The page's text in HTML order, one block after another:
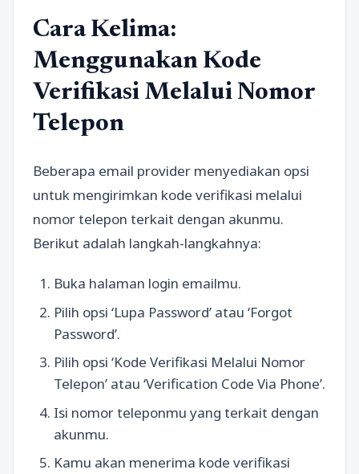
Cara Kelima:
Menggunakan Kode
Verifikasi Melalui Nomor
Telepon
Beberapa email provider menyediakan opsi
untuk mengirimkan kode verifikasi melalui
nomor telepon terkait dengan akunmu.
Berikut adalah langkah-langkahnya:
Buka halaman login emailmu.
Pilih opsi ‘Lupa Password’ atau ‘Forgot
Password’.
Pilih opsi ‘Kode Verifikasi Melalui Nomor
Telepon’ atau ‘Verification Code Via Phone’.
Isi nomor teleponmu yang terkait dengan
akunmu.
Kamu akan menerima kode verifikasi